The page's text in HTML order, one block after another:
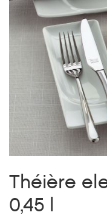
Théière
0,45 l